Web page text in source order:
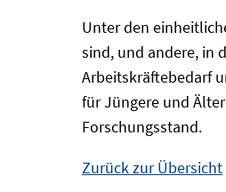
Unter den
sind, und andere, in
Arbeitskräftebedarf
für Jüngere und
Forschungsstand.
Zurück zur Übersicht